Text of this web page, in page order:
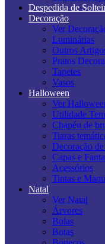
Despedida de
Decoração
Ver
Luminárias
Outros
Pratos
Tapetes
Vasos
Halloween
Ver
Utilidade
Chapéu de
Tiaras
Decoração
Capas e
Acessórios
Tintas e
Natal
Ver Natal
Árvores
Bolas
Botas